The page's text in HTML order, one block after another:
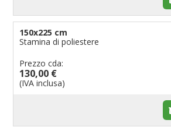
150x225 cm
Stamina di poliestere
Prezzo cda:
130,00 €
(IVA inclusa)